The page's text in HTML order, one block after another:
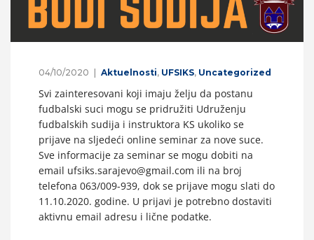
04/10/2020 Aktuelnosti, UFSIKS, Uncategorized
Svi zainteresovani koji imaju želju da postanu
fudbalski suci mogu se pridružiti Udruženju
fudbalskih sudija i instruktora KS ukoliko se
prijave na sljedeći online seminar za nove suce.
Sve informacije za seminar se mogu dobiti na
email ufsiks.sarajevo@gmail.com ili na broj
telefona 063/009-939, dok se prijave mogu slati do
11.10.2020. godine. U prijavi je potrebno dostaviti
aktivnu email adresu i lične podatke.